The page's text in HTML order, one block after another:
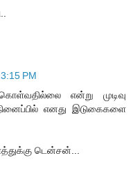
PM
என்று முடிவு
எனது இடுகைகளை
டென்சன்...